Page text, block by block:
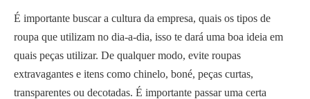
É importante buscar a cultura da empresa, quais os tipos de
roupa que utilizam no dia-a-dia, isso te dará uma boa ideia em
quais peças utilizar. De qualquer modo, evite roupas
extravagantes e itens como chinelo, boné, peças curtas,
transparentes ou decotadas. É importante passar uma certa